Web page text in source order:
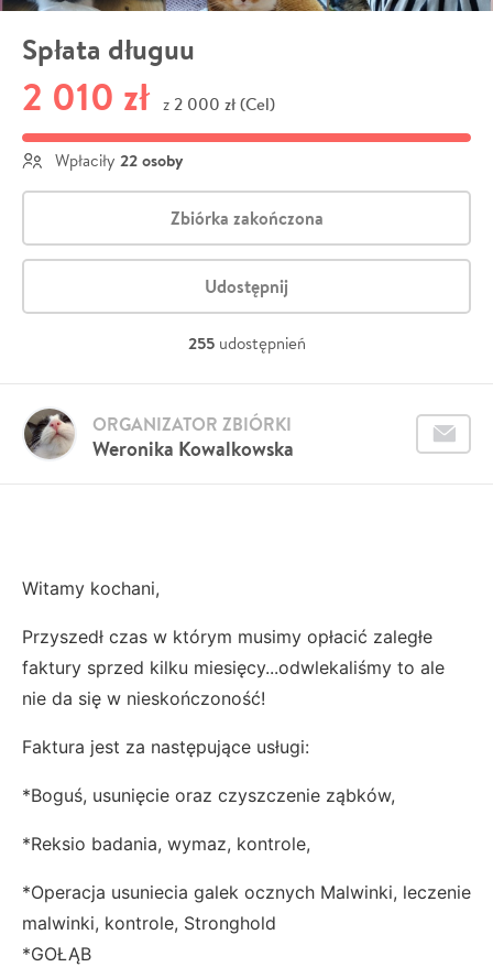
Spłata długuu
2 010 zł z 2 000 zł (Cel)
Wpłaciły 22 osoby
Zbiórka zakończona
Udostępnij
255 udostępnień
Weronika Kowalkowska
ORGANIZATOR ZBIÓRKI
Witamy kochani,
Przyszedł czas w którym musimy opłacić zaległe
faktury sprzed kilku miesięcy...odwlekaliśmy to ale
nie da się w nieskończoność!
Faktura jest za następujące usługi:
*Boguś, usunięcie oraz czyszczenie ząbków,
*Reksio badania, wymaz, kontrole,
*Operacja usuniecia galek ocznych Malwinki, leczenie
malwinki, kontrole, Stronghold
*GOŁĄB